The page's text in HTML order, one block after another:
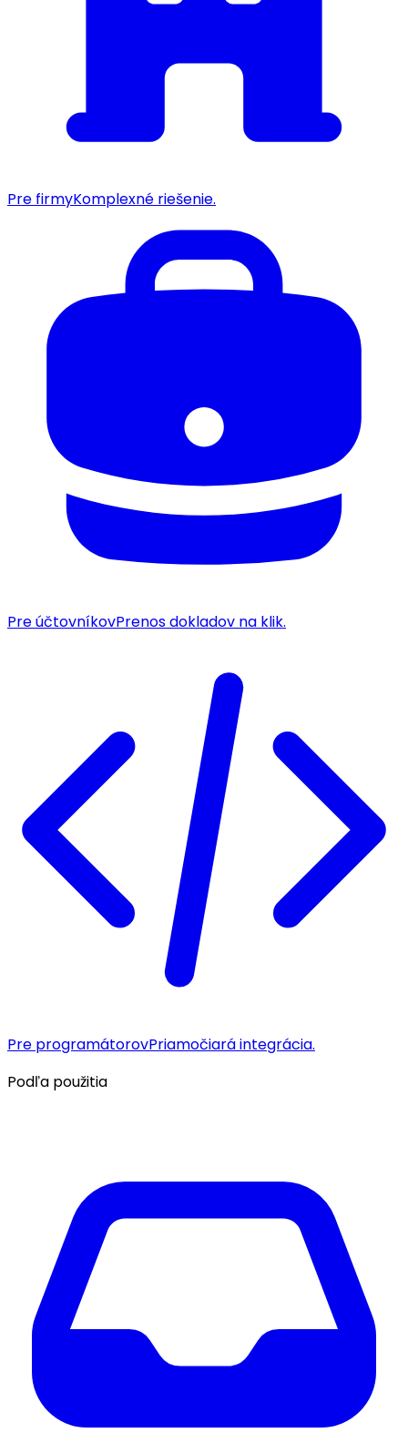
Pre firmyKomplexné riešenie.
Pre účtovníkovPrenos dokladov na klik.
Pre programátorovPriamočiará integrácia.
Podľa použitia